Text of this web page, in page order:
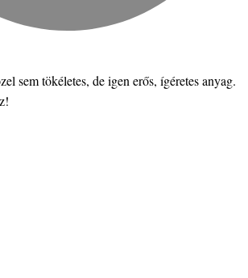
sem tökéletes, de igen erős, ígéretes anyag.